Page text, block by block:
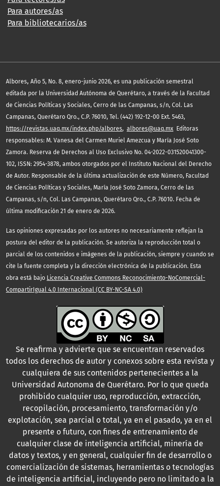
Para autores/as
Para bibliotecarios/as
Albores, Año 5, No. 8, enero-junio 2026, es una publicación semestral
editada por la Universidad Autónoma de Querétaro, a través de la Facultad
de Ciencias Políticas y Sociales, Cerro de las Campanas, s/n, Col. Las
Campanas, Querétaro Qro., C.P. 76010, Tel. (442) 192-12-00 Ext. 5463,
https://revistas.uaq.mx/index.php/albores, albores@uaq.mx Editoras
responsables: M. Vanesa del Carmen Muriel Amezcua y María José Soto
Zamora. Reserva de Derechos al Uso Exclusivo No. 04-2022-031520041300-
102, ISSN: 2954-3878, ambos otorgados por el Instituto Nacional del Derecho
de Autor. Responsable de la última actualización de este Número, Facultad
de Ciencias Políticas y Sociales, María José Soto Zamora, Cerro de las
Campanas, s/n, Col. Las Campanas, Querétaro Qro., C.P. 76010. Fecha de
última modificación 21 de enero de 2026.
Las opiniones expresadas por los autores no necesariamente reflejan la
postura del editor de la publicación. Se autoriza la reproducción total o
parcial de los contenidos e imágenes de la publicación, siempre y cuando se
cite la fuente completa y la dirección electrónica de la publicación. Esta
obra está bajo Licencia Creative Commons Reconocimiento-NoComercial-
CompartirIgual 4.0 Internacional (CC BY-NC-SA 4.0)
Se reafirma y advierte que se encuentran reservados
todos los derechos de autor y conexos sobre esta revista y
cualquiera de sus contenidos pertenecientes a la
Universidad Autonoma de Querétaro. Por lo que queda
prohibido cualquier uso, reproducción, extracción,
recopilación, procesamiento, transformación y/o
explotación, sea parcial o total, ya en el pasado, ya en el
presente o futuro, con fines de entrenamiento de
cualquier clase de inteligencia artificial, minería de
datos y textos, y en general, cualquier fin de desarrollo o
comercialización de sistemas, herramientas o tecnologías
de inteligencia artificial, incluyendo pero no limitado a la